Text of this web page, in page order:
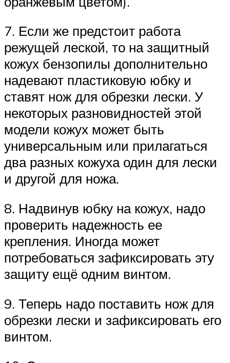
7. Если же предстоит работа
режущей леской, то на защитный
кожух бензопилы дополнительно
надевают пластиковую юбку и
ставят нож для обрезки лески. У
некоторых разновидностей этой
модели кожух может быть
универсальным или прилагаться
два разных кожуха один для лески
и другой для ножа.
8. Надвинув юбку на кожух, надо
проверить надежность ее
крепления. Иногда может
потребоваться зафиксировать эту
защиту ещё одним винтом.
9. Теперь надо поставить нож для
обрезки лески и зафиксировать его
винтом.